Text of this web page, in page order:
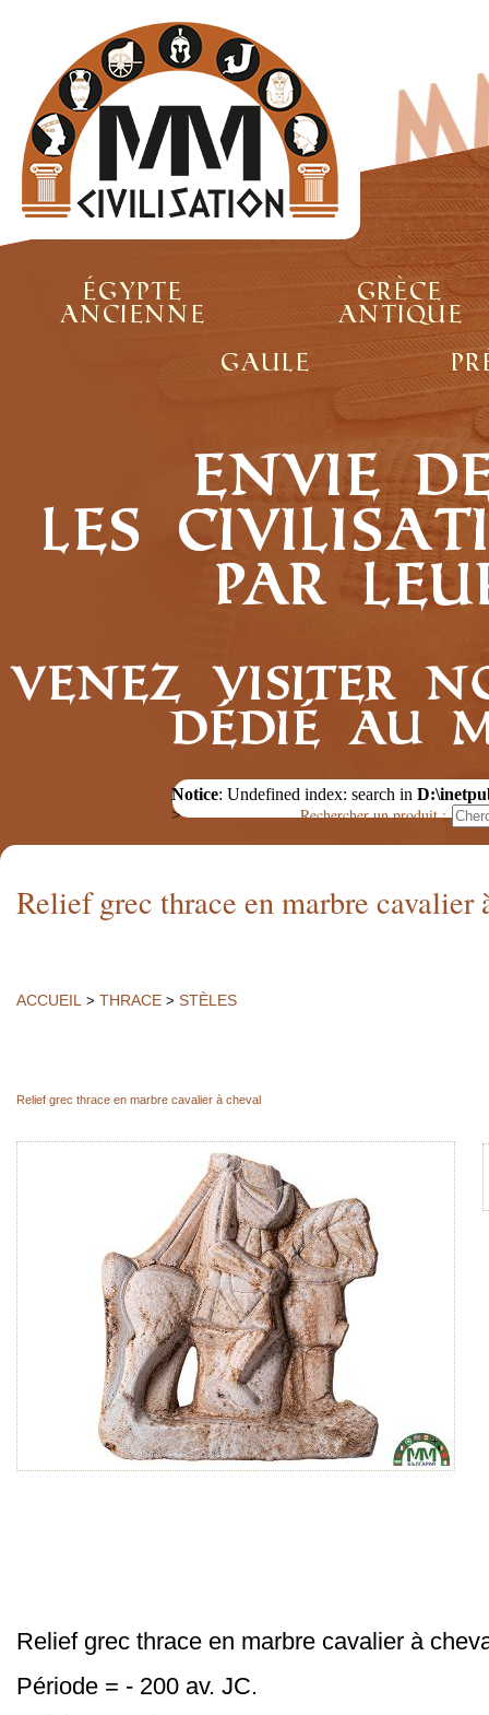
Égypte
ancienne
Grèce
antique
Gaule
Envie
les
par
Venez visiter
dédié au
Notice: Undefined index: search in
>
Rechercher un produit :
Relief grec thrace en marbre cavalier
ACCUEIL > THRACE > STÈLES
Relief grec thrace en marbre cavalier à cheval
Relief grec thrace en marbre cavalier à
Période = - 200 av. JC.